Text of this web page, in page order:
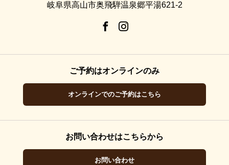
岐阜県高山市奥飛騨温泉郷平湯621-2
ご予約はオンラインのみ
オンラインでのご予約はこちら
お問い合わせはこちらから
お問い合わせ